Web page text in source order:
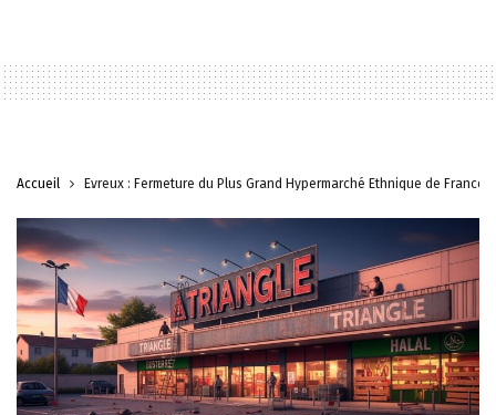
Accueil Évreux : Fermeture du Plus Grand Hypermarché Ethnique de France